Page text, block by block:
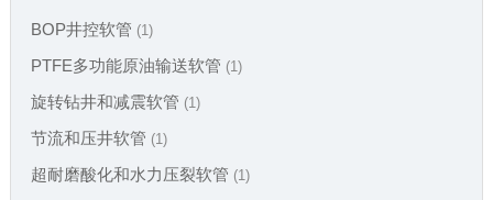
BOP井控软管 (1)
PTFE多功能原油输送软管 (1)
旋转钻井和减震软管 (1)
节流和压井软管 (1)
超耐磨酸化和水力压裂软管 (1)